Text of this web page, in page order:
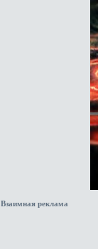
Взаимная реклама